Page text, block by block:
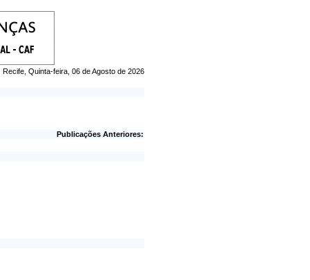
Recife, Quinta-feira, 06 de Agosto de 2026
Publicações Anteriores: